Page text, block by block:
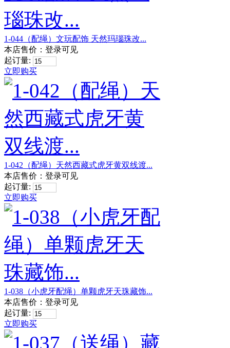
1-044（配绳）文玩配饰 天然玛瑙珠改...
本店售价： 登录可见
起订量:
立即购买
1-042（配绳）天然西藏式虎牙黄双线渡...
本店售价： 登录可见
起订量:
立即购买
1-038（小虎牙配绳）单颗虎牙天珠藏饰...
本店售价： 登录可见
起订量:
立即购买